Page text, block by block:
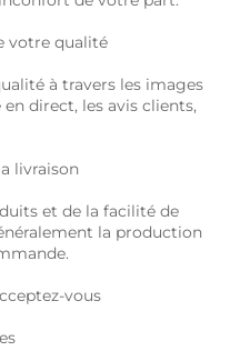
votre qualité
à travers les images
direct, les avis clients,
livraison
et de la facilité de
la production
vous